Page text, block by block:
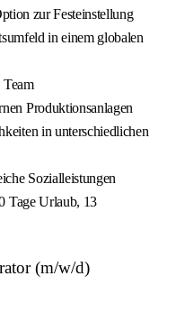
zur Festeinstellung
in einem globalen
Team
Produktionsanlagen
in unterschiedlichen
Sozialleistungen
Tage Urlaub, 13
(m/w/d)